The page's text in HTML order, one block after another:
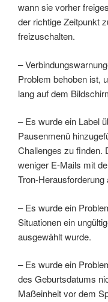
wann sie vorher
der richtige Zeitpunkt
freizuschalten.
–
Problem behoben ist,
lang auf dem
– Es wurde ein Label
Pausenmenü
Challenges zu finden.
weniger E-Mails mit
Tron-Herausforderung
– Es wurde ein
Situationen ein
ausgewählt wurde.
– Es wurde ein
des Geburtsdatums
Maßeinheit vor dem